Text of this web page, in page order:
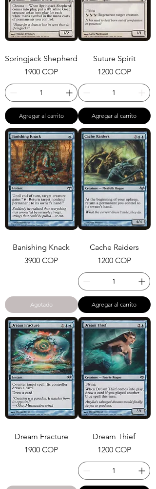
Springjack Shepherd
Precio
1900 COP
Agregar al carrito
Suture Spirit
Precio
1200 COP
Agregar al carrito
Banishing Knack
Precio
3900 COP
Agotado
Cache Raiders
Precio
1200 COP
Agregar al carrito
Dream Fracture
Precio
1900 COP
Dream Thief
Precio
1200 COP